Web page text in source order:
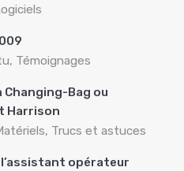
Témoignages
Bag ou
Harrison
Trucs et astuces
opérateur